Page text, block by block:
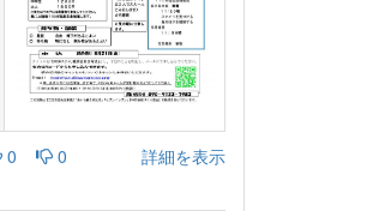
0 0 詳細を表示